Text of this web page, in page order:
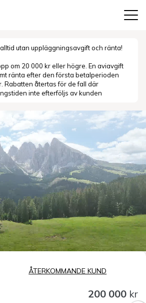
utan uppläggningsavgift och ränta!
om 20 000 kr eller högre. En aviavgift
ränta efter den första betalperioden
Rabatten återtas för de fall där
inte efterföljs av kunden
ÅTERKOMMANDE KUND
200 000 kr